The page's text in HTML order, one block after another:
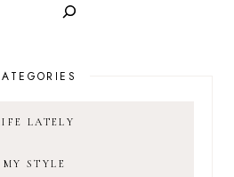
LATELY
MY STYLE